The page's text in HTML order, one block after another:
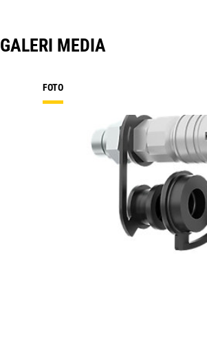
GALERI MEDIA
FOTO